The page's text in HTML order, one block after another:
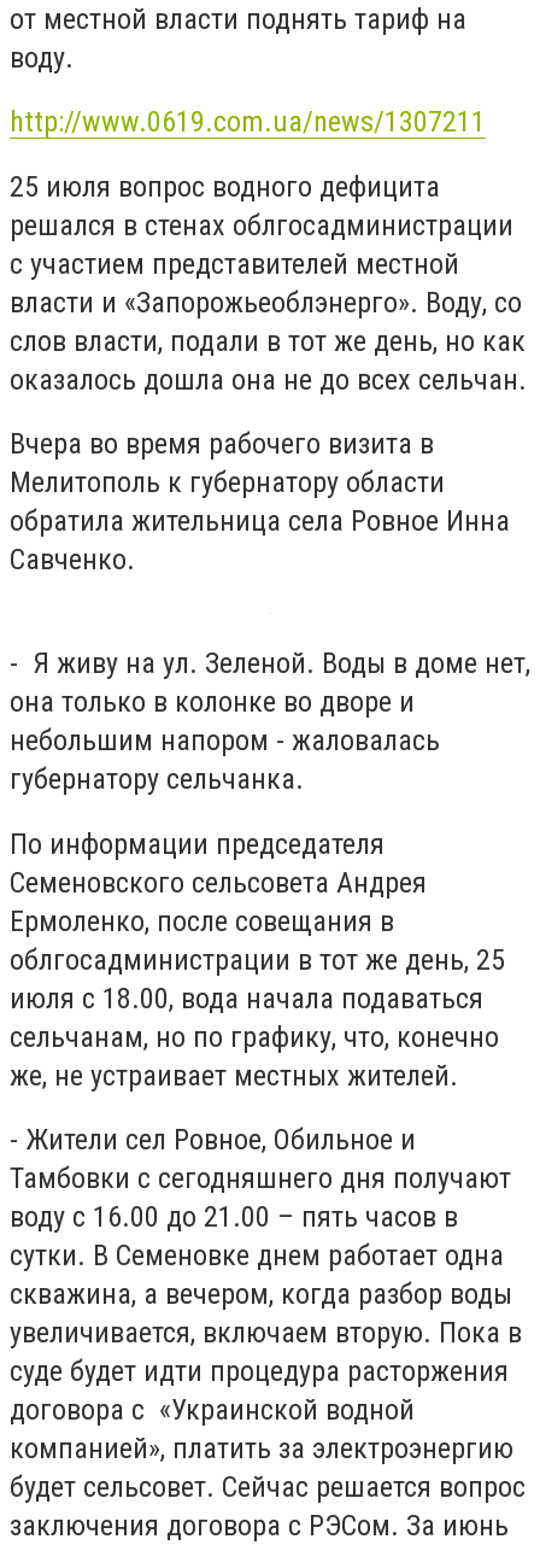
от местной власти поднять тариф на
воду.
http://www.0619.com.ua/news/1307211
25 июля вопрос водного дефицита
решался в стенах облгосадминистрации
с участием представителей местной
власти и «Запорожьеоблэнерго». Воду, со
слов власти, подали в тот же день, но как
оказалось дошла она не до всех сельчан.
Вчера во время рабочего визита в
Мелитополь к губернатору области
обратила жительница села Ровное Инна
Савченко.
- Я живу на ул. Зеленой. Воды в доме нет,
она только в колонке во дворе и
небольшим напором - жаловалась
губернатору сельчанка.
По информации председателя
Семеновского сельсовета Андрея
Ермоленко, после совещания в
облгосадминистрации в тот же день, 25
июля с 18.00, вода начала подаваться
сельчанам, но по графику, что, конечно
же, не устраивает местных жителей.
- Жители сел Ровное, Обильное и
Тамбовки с сегодняшнего дня получают
воду с 16.00 до 21.00 – пять часов в
сутки. В Семеновке днем работает одна
скважина, а вечером, когда разбор воды
увеличивается, включаем вторую. Пока в
суде будет идти процедура расторжения
договора с «Украинской водной
компанией», платить за электроэнергию
будет сельсовет. Сейчас решается вопрос
заключения договора с РЭСом. За июнь